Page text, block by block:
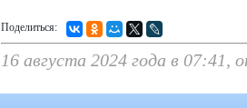
Поделиться:
16 августа 2024 года в 07:41,